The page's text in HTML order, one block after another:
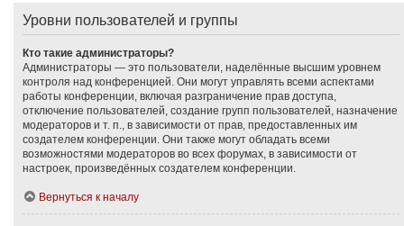
Уровни пользователей и группы
Кто такие администраторы?
Администраторы — это пользователи, наделённые высшим уровнем
контроля над конференцией. Они могут управлять всеми аспектами
работы конференции, включая разграничение прав доступа,
отключение пользователей, создание групп пользователей, назначение
модераторов и т. п., в зависимости от прав, предоставленных им
создателем конференции. Они также могут обладать всеми
возможностями модераторов во всех форумах, в зависимости от
настроек, произведённых создателем конференции.
Вернуться к началу